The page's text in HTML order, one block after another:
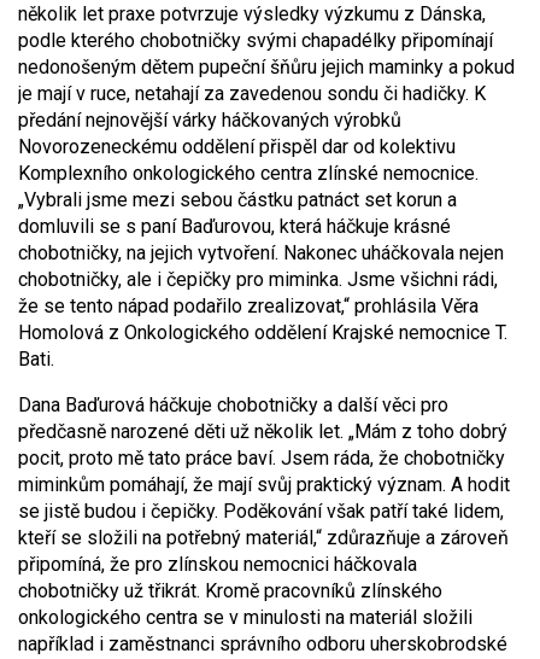
několik let praxe potvrzuje výsledky výzkumu z Dánska,
podle kterého chobotničky svými chapadélky připomínají
nedonošeným dětem pupeční šňůru jejich maminky a pokud
je mají v ruce, netahají za zavedenou sondu či hadičky. K
předání nejnovější várky háčkovaných výrobků
Novorozeneckému oddělení přispěl dar od kolektivu
Komplexního onkologického centra zlínské nemocnice.
„Vybrali jsme mezi sebou částku patnáct set korun a
domluvili se s paní Baďurovou, která háčkuje krásné
chobotničky, na jejich vytvoření. Nakonec uháčkovala nejen
chobotničky, ale i čepičky pro miminka. Jsme všichni rádi,
že se tento nápad podařilo zrealizovat,“ prohlásila Věra
Homolová z Onkologického oddělení Krajské nemocnice T.
Bati.
Dana Baďurová háčkuje chobotničky a další věci pro
předčasně narozené děti už několik let. „Mám z toho dobrý
pocit, proto mě tato práce baví. Jsem ráda, že chobotničky
miminkům pomáhají, že mají svůj praktický význam. A hodit
se jistě budou i čepičky. Poděkování však patří také lidem,
kteří se složili na potřebný materiál,“ zdůrazňuje a zároveň
připomíná, že pro zlínskou nemocnici háčkovala
chobotničky už třikrát. Kromě pracovníků zlínského
onkologického centra se v minulosti na materiál složili
například i zaměstnanci správního odboru uherskobrodské